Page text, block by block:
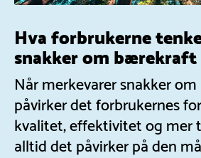
Hva forbrukerne
snakker om bærekraft
Når merkevarer snakker
påvirker det forbrukernes
kvalitet, effektivitet og mer
alltid det påvirker på den